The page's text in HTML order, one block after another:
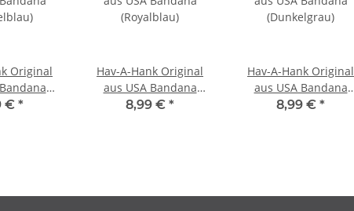
Original
€ *
Hav-A-Hank Original
aus USA Bandana
(Royalblau)
8,99 € *
Hav-A-Hank Original
aus USA Bandana
(Dunkelgrau)
8,99 € *